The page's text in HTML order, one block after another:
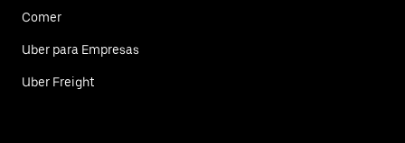
Comer
Uber para Empresas
Uber Freight